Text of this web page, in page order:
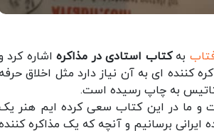
بهکتاب استادی در مذاکرهاشاره کرد
کننده ای به آن نیاز دارد مثل اخلاق حرفه
به چاپ رسیده است.
و ما در این کتاب سعی کرده ایم هنر
برسانیم و آنچه که یک مذاکره